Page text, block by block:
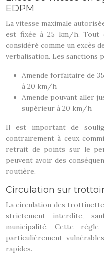
EDPM
La vitesse maximale
est fixée à 25 km/h. Tout
considéré comme un excès
verbalisation. Les sanctions
Amende forfaitaire de
à 20 km/h
Amende pouvant aller
supérieur à 20 km/h
Il est important de
contrairement à ceux
retrait de points sur le
peuvent avoir des
routière.
Circulation sur
La circulation des
strictement interdite,
municipalité. Cette
particulièrement
rapides.